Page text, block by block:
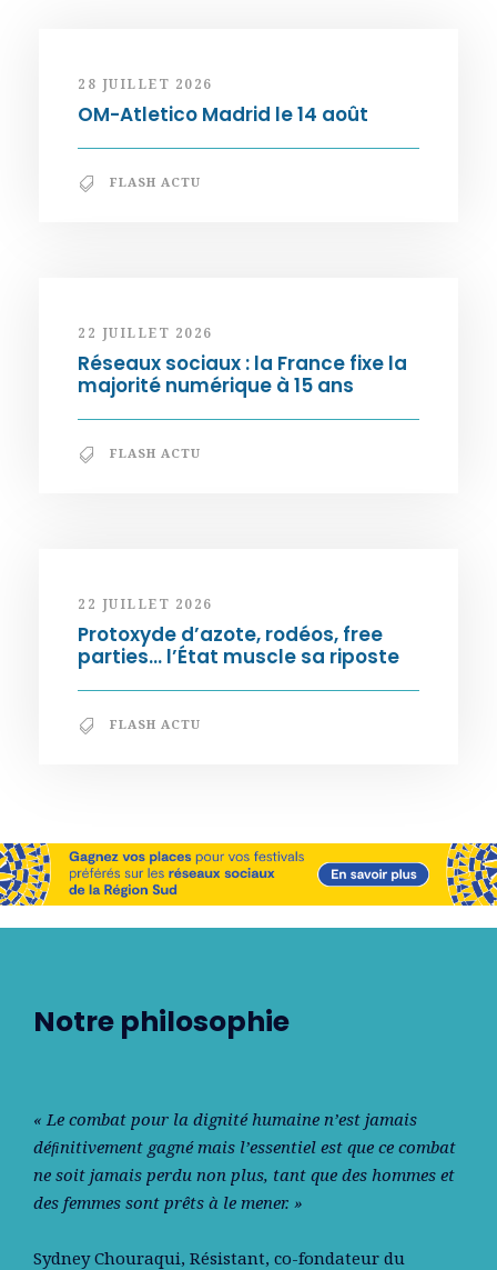
28 JUILLET 2026
OM-Atletico Madrid le 14 août
FLASH ACTU
22 JUILLET 2026
Réseaux sociaux : la France fixe la
majorité numérique à 15 ans
FLASH ACTU
22 JUILLET 2026
Protoxyde d’azote, rodéos, free
parties… l’État muscle sa riposte
FLASH ACTU
Notre philosophie
« Le combat pour la dignité humaine n’est jamais
déﬁnitivement gagné mais l’essentiel est que ce combat
ne soit jamais perdu non plus, tant que des hommes et
des femmes sont prêts à le mener. »
Sydney Chouraqui, Résistant, co-fondateur du